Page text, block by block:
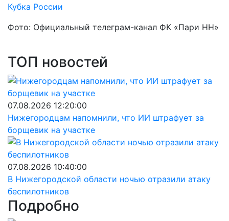
Кубка России
Фото: Официальный телеграм-канал ФК «Пари НН»
ТОП новостей
07.08.2026 12:20:00
Нижегородцам напомнили, что ИИ штрафует за
борщевик на участке
07.08.2026 10:40:00
В Нижегородской области ночью отразили атаку
беспилотников
Подробно